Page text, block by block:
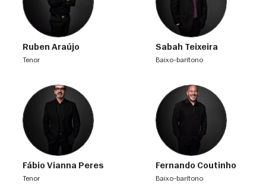
Ruben Araújo
tenor
Sabah Teixeira
baixo-barítono
Fábio Vianna Peres
tenor
Fernando Coutinho
baixo-barítono